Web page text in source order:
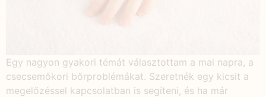
Egy nagyon gyakori témát választottam a mai napra, a
csecsemőkori bőrproblémákat. Szeretnék egy kicsit a
megelőzéssel kapcsolatban is segíteni, és ha már